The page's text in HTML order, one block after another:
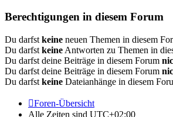
Berechtigungen in diesem Forum
Du darfst keine neuen Themen in diesem
Du darfst keine Antworten zu Themen in
Du darfst deine Beiträge in diesem Forum
Du darfst deine Beiträge in diesem Forum
Du darfst keine Dateianhänge in diesem
Foren-Übersicht
Alle Zeiten sind UTC+02:00